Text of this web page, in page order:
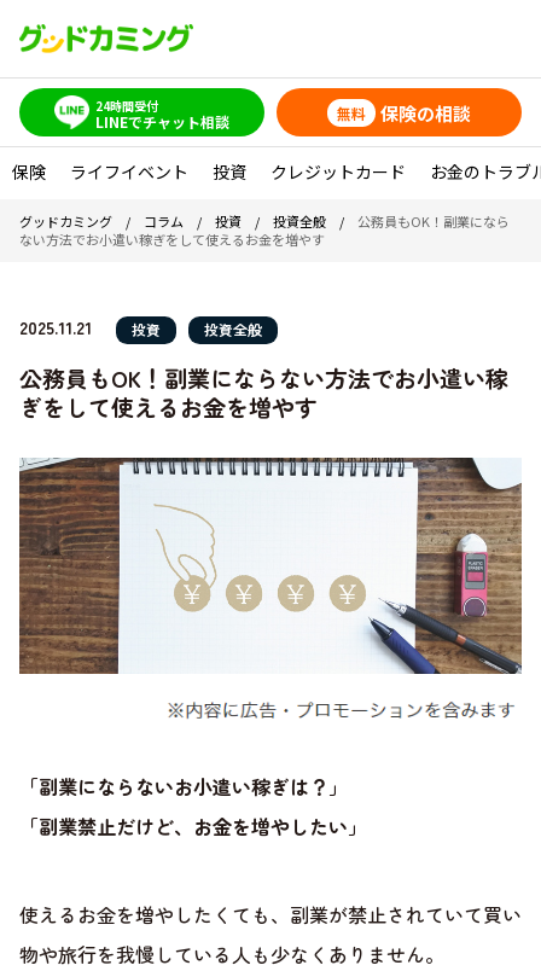
24時間受付
LINEでチャット相談 無料 保険の相談
保険 ライフイベント 投資 クレジットカード お金のトラブ
グッドカミング / コラム / 投資 / 投資全般 / 公務員もOK！副業になら
ない方法でお小遣い稼ぎをして使えるお金を増やす
2025.11.21 投資 投資全般
公務員もOK！副業にならない方法でお小遣い稼
ぎをして使えるお金を増やす
「副業にならないお小遣い稼ぎは？」
「副業禁止だけど、お金を増やしたい」
使えるお金を増やしたくても、副業が禁止されていて買い
物や旅行を我慢している人も少なくありません。